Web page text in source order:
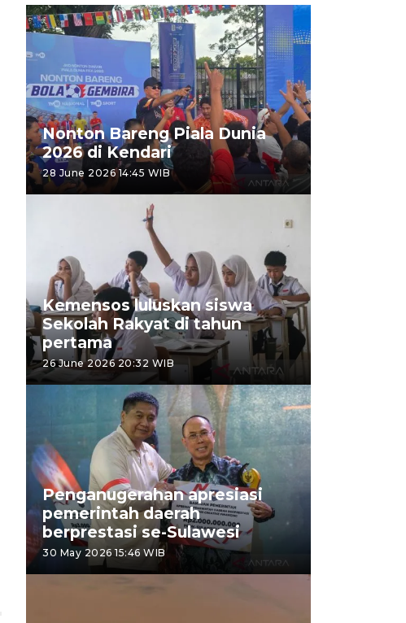
Nonton Bareng Piala Dunia
2026 di Kendari
28 June 2026 14:45 WIB
Kemensos luluskan siswa
Sekolah Rakyat di tahun
pertama
26 June 2026 20:32 WIB
Penganugerahan apresiasi
pemerintah daerah
berprestasi se-Sulawesi
30 May 2026 15:46 WIB